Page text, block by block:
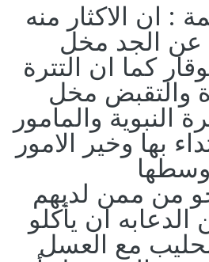
: ان الاكثار منه
عن الجد مخل
كما ان التترة
والتقبض مخل
النبوية والمامور
بها وخير الامور
من ممن لديهم
ان يأكلو
مع العسل